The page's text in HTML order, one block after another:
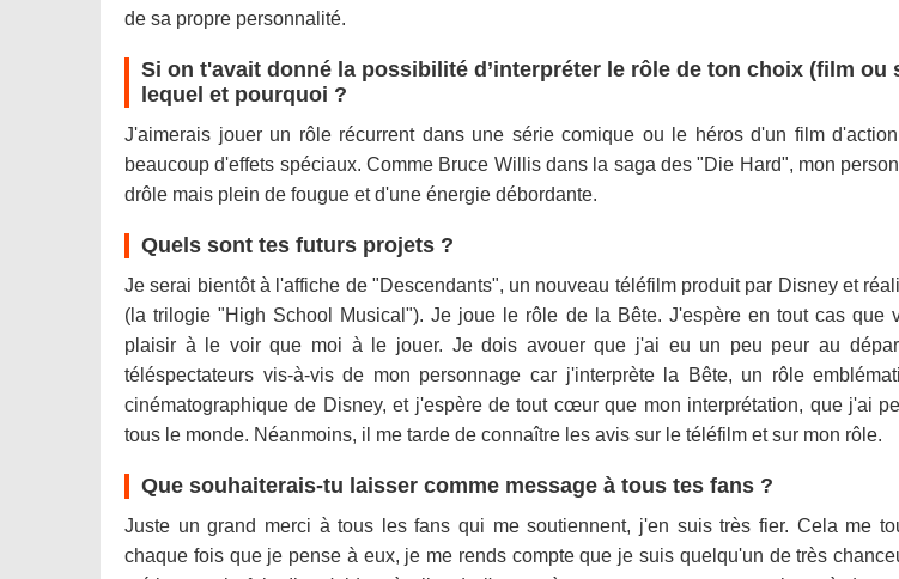
de sa propre personnalité.
Si on t'avait donné la possibilité d’interpréter le rôle de ton choix (film ou
lequel et pourquoi ?
J'aimerais jouer un rôle récurrent dans une série comique ou le héros d'un film
beaucoup d'effets spéciaux. Comme Bruce Willis dans la saga des "Die Hard", mon
drôle mais plein de fougue et d'une énergie débordante.
Quels sont tes futurs projets ?
Je serai bientôt à l'affiche de "Descendants", un nouveau téléfilm produit par Disney et
(la trilogie "High School Musical"). Je joue le rôle de la Bête. J'espère en tout cas que
plaisir à le voir que moi à le jouer. Je dois avouer que j'ai eu un peu peur au
téléspectateurs vis-à-vis de mon personnage car j'interprète la Bête, un rôle
cinématographique de Disney, et j'espère de tout cœur que mon interprétation, que j'ai
tous le monde. Néanmoins, il me tarde de connaître les avis sur le téléfilm et sur mon rôle.
Que souhaiterais-tu laisser comme message à tous tes fans ?
Juste un grand merci à tous les fans qui me soutiennent, j'en suis très fier. Cela me
chaque fois que je pense à eux, je me rends compte que je suis quelqu'un de très